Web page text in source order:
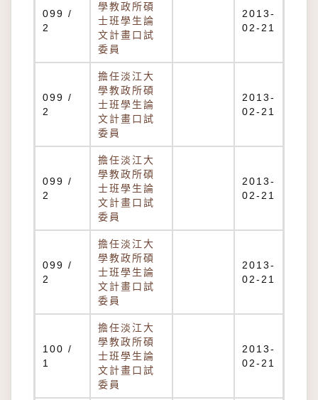
099 /
2
學教政所碩
士班學生論
文計畫口試
委員
2013-
02-21
099 /
2
擔任淡江大
學教政所碩
士班學生論
文計畫口試
委員
2013-
02-21
099 /
2
擔任淡江大
學教政所碩
士班學生論
文計畫口試
委員
2013-
02-21
099 /
2
擔任淡江大
學教政所碩
士班學生論
文計畫口試
委員
2013-
02-21
100 /
1
擔任淡江大
學教政所碩
士班學生論
文計畫口試
委員
2013-
02-21